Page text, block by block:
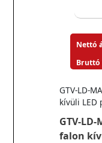
GTV-LD-
falon
GTV-LD-
kívüli LED
Nettó
Bruttó